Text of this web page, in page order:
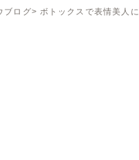
ブログ ボトックスで表情美人に